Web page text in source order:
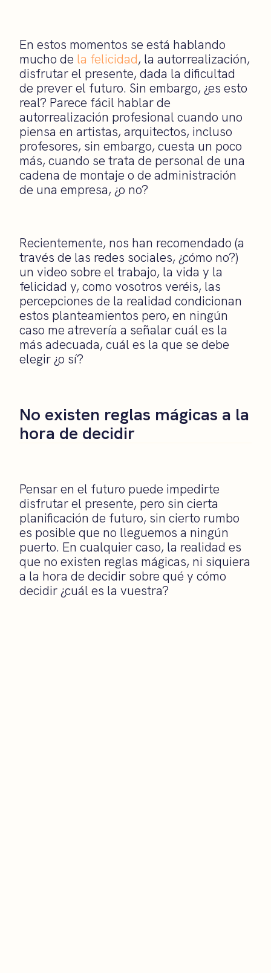
En estos momentos se está hablando
mucho de la felicidad, la autorrealización,
disfrutar el presente, dada la dificultad
de prever el futuro. Sin embargo, ¿es esto
real? Parece fácil hablar de
autorrealización profesional cuando uno
piensa en artistas, arquitectos, incluso
profesores, sin embargo, cuesta un poco
más, cuando se trata de personal de una
cadena de montaje o de administración
de una empresa, ¿o no?
Recientemente, nos han recomendado (a
través de las redes sociales, ¿cómo no?)
un video sobre el trabajo, la vida y la
felicidad y, como vosotros veréis, las
percepciones de la realidad condicionan
estos planteamientos pero, en ningún
caso me atrevería a señalar cuál es la
más adecuada, cuál es la que se debe
elegir ¿o sí?
No existen reglas mágicas a la
hora de decidir
Pensar en el futuro puede impedirte
disfrutar el presente, pero sin cierta
planificación de futuro, sin cierto rumbo
es posible que no lleguemos a ningún
puerto. En cualquier caso, la realidad es
que no existen reglas mágicas, ni siquiera
a la hora de decidir sobre qué y cómo
decidir ¿cuál es la vuestra?